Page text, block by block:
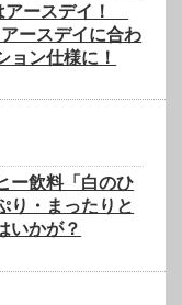
アースデイ！
ースデイに合わ
ョン仕様に！
ー飲料「白のひ
り・まったりと
いかが？